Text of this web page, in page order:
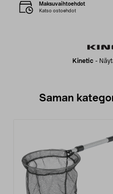
Kinetic -
Maksuvaihtoehdot
Katso ostoehdot
Saman